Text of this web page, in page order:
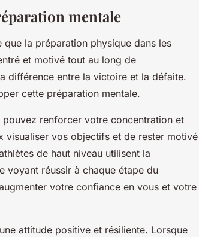
mentale
la préparation physique dans les
et motivé tout au long de
différence entre la victoire et la défaite.
cette préparation mentale.
pouvez renforcer votre concentration et
visualiser vos objectifs et de rester motivé
de haut niveau utilisent la
voyant réussir à chaque étape du
votre confiance en vous et votre
attitude positive et résiliente. Lorsque